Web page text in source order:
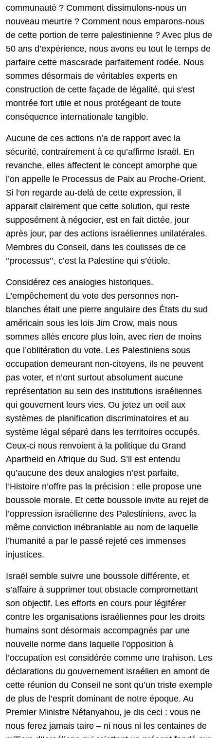
communauté ? Comment dissimulons-nous un
nouveau meurtre ? Comment nous emparons-nous
de cette portion de terre palestinienne ? Avec plus de
50 ans d’expérience, nous avons eu tout le temps de
parfaire cette mascarade parfaitement rodée. Nous
sommes désormais de véritables experts en
construction de cette façade de légalité, qui s’est
montrée fort utile et nous protégeant de toute
conséquence internationale tangible.
Aucune de ces actions n’a de rapport avec la
sécurité, contrairement à ce qu’affirme Israël. En
revanche, elles affectent le concept amorphe que
l’on appelle le Processus de Paix au Proche-Orient.
Si l’on regarde au-delà de cette expression, il
apparait clairement que cette solution, qui reste
supposément à négocier, est en fait dictée, jour
après jour, par des actions israéliennes unilatérales.
Membres du Conseil, dans les coulisses de ce
‘’processus’’, c’est la Palestine qui s’étiole.
Considérez ces analogies historiques.
L’empêchement du vote des personnes non-
blanches était une pierre angulaire des États du sud
américain sous les lois Jim Crow, mais nous
sommes allés encore plus loin, avec rien de moins
que l’oblitération du vote. Les Palestiniens sous
occupation demeurant non-citoyens, ils ne peuvent
pas voter, et n’ont surtout absolument aucune
représentation au sein des institutions israéliennes
qui gouvernent leurs vies. Ou jetez un oeil aux
systèmes de planification discriminatoires et au
système légal séparé dans les territoires occupés.
Ceux-ci nous renvoient à la politique du Grand
Apartheid en Afrique du Sud. S’il est entendu
qu’aucune des deux analogies n’est parfaite,
l’Histoire n’offre pas la précision ; elle propose une
boussole morale. Et cette boussole invite au rejet de
l’oppression israélienne des Palestiniens, avec la
même conviction inébranlable au nom de laquelle
l’humanité a par le passé rejeté ces immenses
injustices.
Israël semble suivre une boussole différente, et
s’affaire à supprimer tout obstacle compromettant
son objectif. Les efforts en cours pour légiférer
contre les organisations israéliennes pour les droits
humains sont désormais accompagnés par une
nouvelle norme dans laquelle l’opposition à
l’occupation est considérée comme une trahison. Les
déclarations du gouvernement israélien en amont de
cette réunion du Conseil ne sont qu’un triste exemple
de plus de l’esprit dominant de notre époque. Au
Premier Ministre Nétanyahou, je dis ceci : vous ne
nous ferez jamais taire – ni nous ni les centaines de